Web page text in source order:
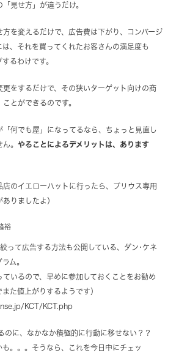
見せ方」が違うだけ。
方を変えるだけで、広告費は下がり、コンバージ
は、それを買ってくれたお客さんの満足度も
るわけです。
更をするだけで、その狭いターゲット向けの商
とができるのです。
「何でも屋」になってるなら、ちょっと見直し
ん。やることによるデメリットは、あります
店のイエローハットに行ったら、プリウス専用
りましたよ）
って広告する方法も公開している、ダン･ケネ
ム。
ているので、早めに参加しておくことをお勧め
た値上がりするようです）
KCT/KCT.php
のに、なかなか積極的に行動に移せない？？
。。。そうなら、これを今日中にチェッ